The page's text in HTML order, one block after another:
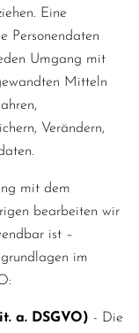
Eine
Personendaten
Umgang mit
Mitteln
Verändern,
mit dem
bearbeiten wir
ist –
im
a. DSGVO) - Die